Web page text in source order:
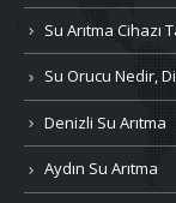
Su Arıtma Cihazı
Su Orucu Nedir,
Denizli Su Arıtma
Aydın Su Arıtma